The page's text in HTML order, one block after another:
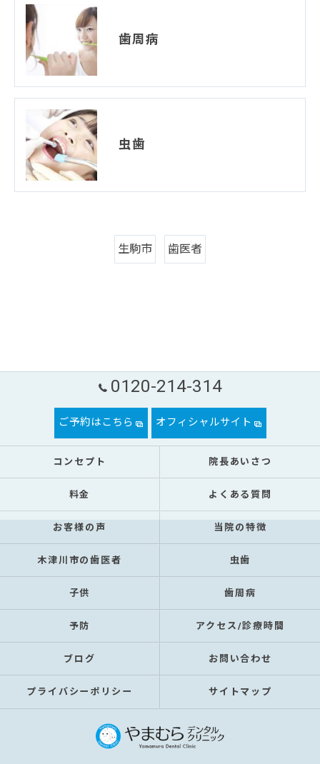
歯周病
虫歯
生駒市 歯医者
0120-214-314
ご予約はこちら オフィシャルサイト
コンセプト 院長あいさつ
料金 よくある質問
お客様の声 当院の特徴
木津川市の歯医者 虫歯
子供 歯周病
予防 アクセス/診療時間
ブログ お問い合わせ
プライバシーポリシー サイトマップ